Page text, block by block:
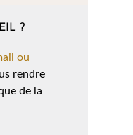
?
ou
rendre
de la